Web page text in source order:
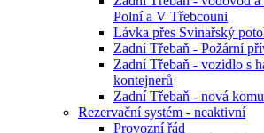
Polní a V Třebcouni
Lávka přes Svinařský
Zadní Třebaň - Požární
Zadní Třebaň - vozidlo s
kontejnerů
Zadní Třebaň - nová
Rezervační systém - neaktivní
Provozní řád